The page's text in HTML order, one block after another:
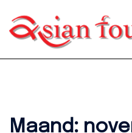
content
Maand: